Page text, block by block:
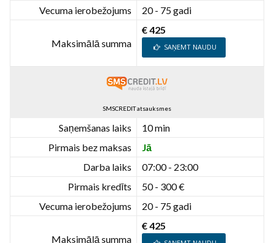
Vecuma ierobežojums
20 - 75 gadi
Maksimālā summa
€ 425
SAŅEMT NAUDU
SMSCREDIT atsauksmes
Saņemšanas laiks
10 min
Pirmais bez maksas
Jā
Darba laiks
07:00 - 23:00
Pirmais kredīts
50 - 300 €
Vecuma ierobežojums
20 - 75 gadi
Maksimālā summa
€ 425